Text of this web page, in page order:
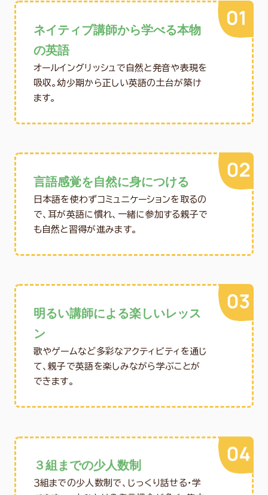
ネイティブ講師から学べる本物
の英語
オールイングリッシュで自然と発音や表現を
吸収。幼少期から正しい英語の土台が築け
ます。
言語感覚を自然に身につける
日本語を使わずコミュニケーションを取るの
で、耳が英語に慣れ、一緒に参加する親子で
も自然と習得が進みます。
明るい講師による楽しいレッス
ン
歌やゲームなど多彩なアクティビティを通じ
て、親子で英語を楽しみながら学ぶことが
できます。
３組までの少人数制
３組までの少人数制で、じっくり話せる・学